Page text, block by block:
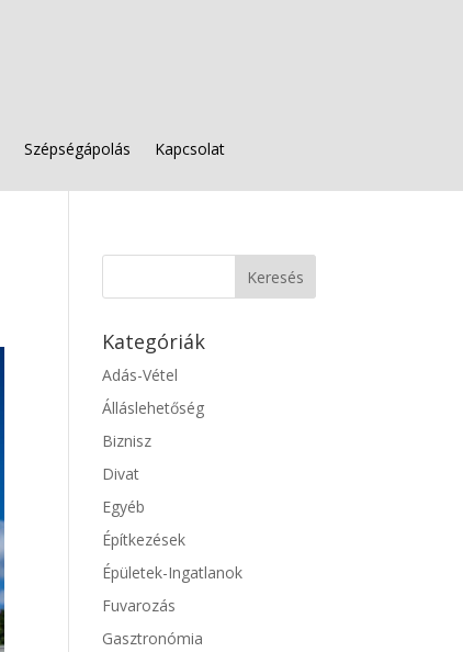
Szépségápolás Kapcsolat
Kategóriák
Adás-Vétel
Álláslehetőség
Biznisz
Divat
Egyéb
Építkezések
Épületek-Ingatlanok
Fuvarozás
Gasztronómia